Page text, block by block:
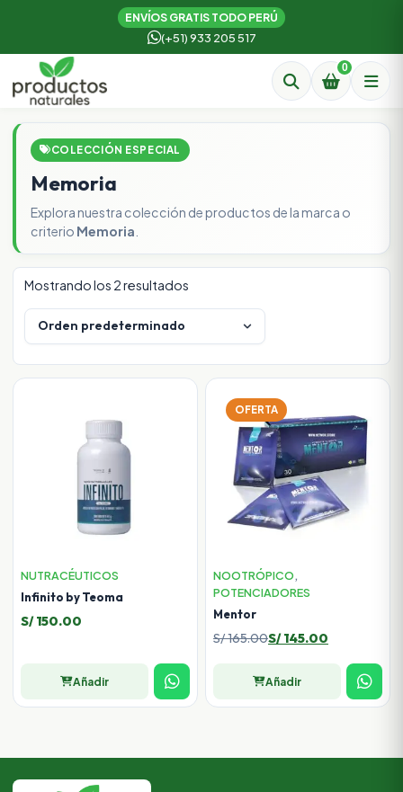
ENVÍOS GRATIS TODO PERÚ
(+51) 933 205 517
0
COLECCIÓN ESPECIAL
Memoria
Explora nuestra colección de productos de la marca o
criterio Memoria
Mostrando los 2 resultados
NUTRACÉUTICOS
Infinito by Teoma
S/150.00
Añadir
OFERTA
NOOTRÓPICO,
POTENCIADORES
Mentor
S/165.00
El
original
S/145.00
El
actual
Añadir